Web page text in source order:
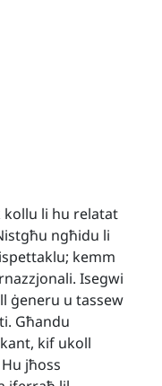
li hu relatat
ngħidu li
kemm
Isegwi
ġeneru u tassew
Għandu
kif ukoll
jħoss